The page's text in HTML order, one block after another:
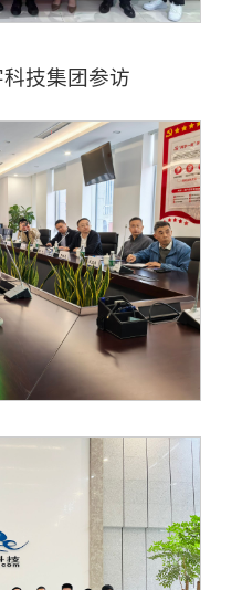
技集团参访